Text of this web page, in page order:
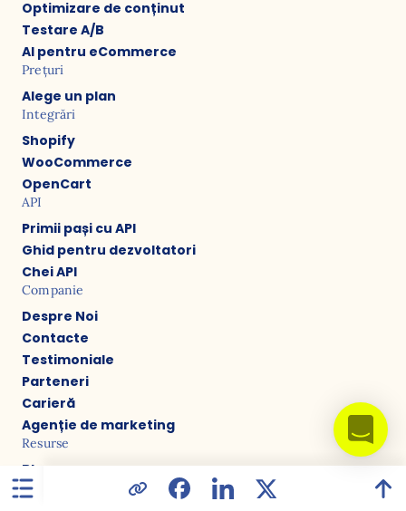
Optimizare de conținut
Testare A/B
AI pentru eCommerce
Prețuri
Alege un plan
Integrări
Shopify
WooCommerce
OpenCart
API
Primii pași cu API
Ghid pentru dezvoltatori
Chei API
Companie
Despre Noi
Contacte
Testimoniale
Parteneri
Carieră
Agenție de marketing
Resurse
Blog
Studii de Caz